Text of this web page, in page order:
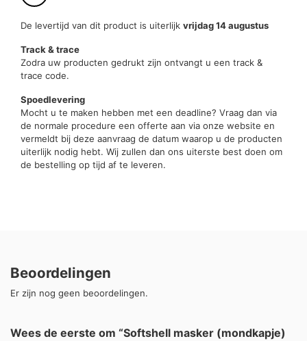
De levertijd van dit product is uiterlijk vrijdag 14 augustus
Track & trace
Zodra uw producten gedrukt zijn ontvangt u een track &
trace code.
Spoedlevering
Mocht u te maken hebben met een deadline? Vraag dan via
de normale procedure een offerte aan via onze website en
vermeldt bij deze aanvraag de datum waarop u de producten
uiterlijk nodig hebt. Wij zullen dan ons uiterste best doen om
de bestelling op tijd af te leveren.
Beoordelingen
Er zijn nog geen beoordelingen.
Wees de eerste om “Softshell masker (mondkapje)